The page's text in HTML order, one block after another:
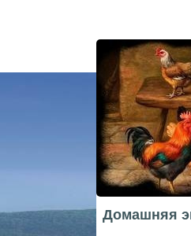
Домашняя